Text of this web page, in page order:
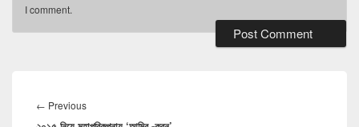
I comment.
navigation
← PreviousPrevious